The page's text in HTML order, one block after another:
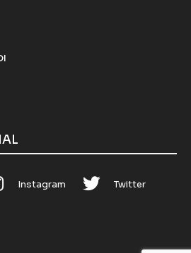
Instagram Twitter